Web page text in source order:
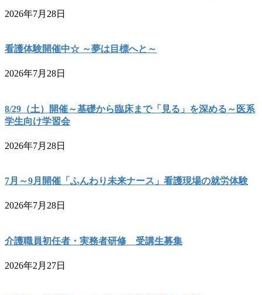
2026年7月28日
看護体験開催中☆ ～夢は目標へと～
2026年7月28日
8/29（土）開催～基礎から臨床まで「見る」を深める～医系
学生向け学習会
2026年7月28日
7月～9月開催「ふんわり未来ナース」看護現場の就労体験
2026年7月28日
介護職員初任者・実務者研修 受講生募集
2026年2月27日